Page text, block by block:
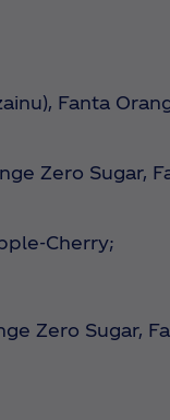
Fanta
Zero Sugar,
Cherry;
Zero Sugar,